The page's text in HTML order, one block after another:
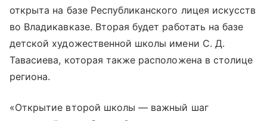
открыта на базе Республиканского лицея искусств
во Владикавказе. Вторая будет работать на базе
детской художественной школы имени С. Д.
Тавасиева, которая также расположена в столице
региона.
«Открытие второй школы — важный шаг